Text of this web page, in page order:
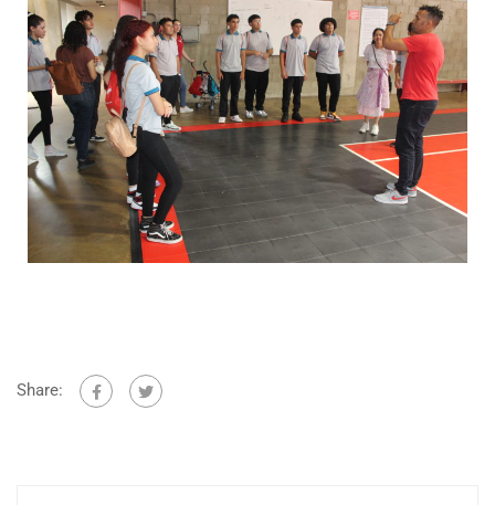
Share: